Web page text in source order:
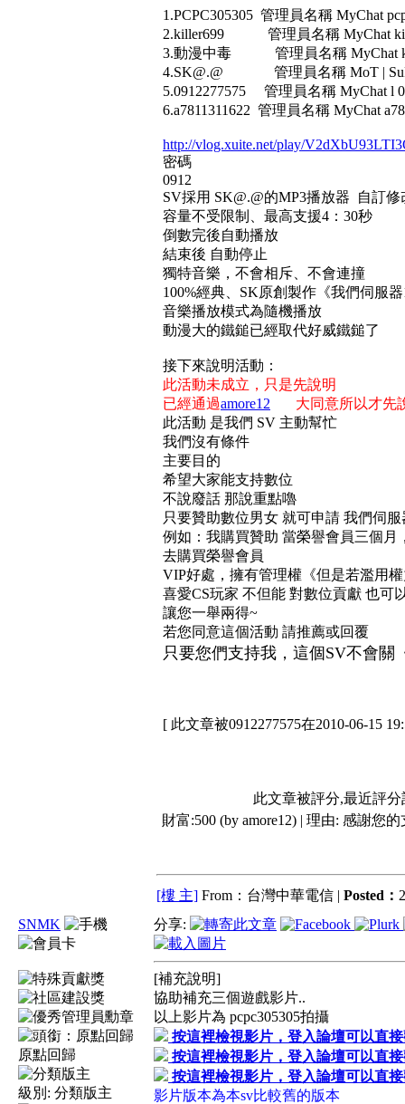
1.PCPC305305 管理員名稱 MyChat
2.killer699 管理員名稱 MyChat
3.動漫中毒 管理員名稱 MyChat
4.SK@.@ 管理員名稱 MoT |
5.0912277575 管理員名稱 MyChat l
6.a7811311622 管理員名稱 MyChat
http://vlog.xuite.net/play/
密碼
0912
SV採用 SK@.@的MP3播放器 自訂修
容量不受限制、最高支援4：30秒
倒數完後自動播放
結束後 自動停止
獨特音樂，不會相斥、不會連撞
100%經典、SK原創製作《我們伺服
音樂播放模式為隨機播放
動漫大的鐵鎚已經取代好威鐵鎚了
接下來說明活動：
此活動未成立，只是先說明
已經通過amore12 大同意所以才先
此活動 是我們 SV 主動幫忙
我們沒有條件
主要目的
希望大家能支持數位
不說廢話 那說重點嚕
只要贊助數位男女 就可申請 我們伺
例如：我購買贊助 當榮譽會員三個
去購買榮譽會員
VIP好處，擁有管理權《但是若濫用
喜愛CS玩家 不但能 對數位貢獻 也可
讓您一舉兩得~
若您同意這個活動 請推薦或回覆
只要您們支持我，這個SV不會關
[ 此文章被0912277575在2010-06-15
此文章被評分,最近評分
財富:500 (by amore12) | 理由: 感謝您的
[樓 主] From：台灣中華電信 | Posted：
SNMK
原點回歸
級別: 分類版主
分享:
[補充說明]
協助補充三個遊戲影片..
以上影片為 pcpc305305拍攝
按這裡檢視影片，登入論壇可以直
按這裡檢視影片，登入論壇可以直
按這裡檢視影片，登入論壇可以直
影片版本為本sv比較舊的版本